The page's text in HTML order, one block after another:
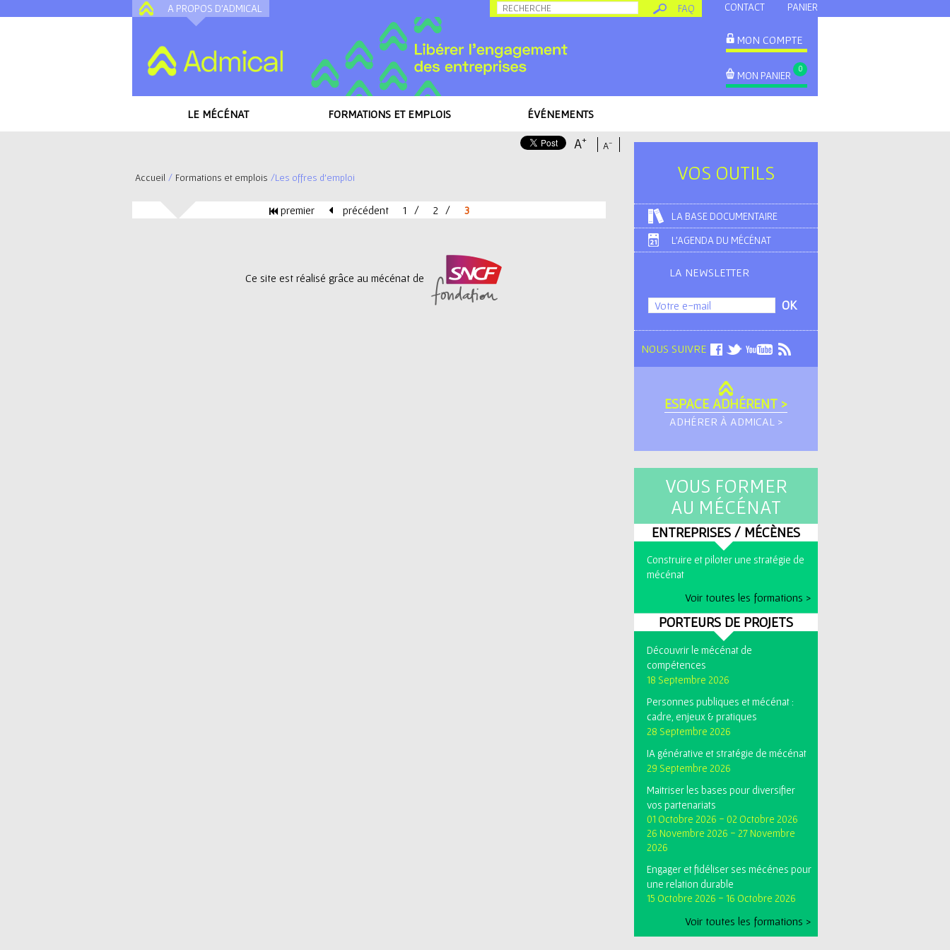
Allez au contenu
A PROPOS D'ADMICAL CONTACT PANIER
FAQ
MON COMPTE
MON PANIER
0
LE MÉCÉNAT FORMATIONS ET EMPLOIS ÉVÉNEMENTS
A-
A+
Accueil / Formations et emplois /Les offres d'emploi
premier précédent 1 2 3
Ce site est réalisé grâce au mécénat de
VOS OUTILS
LA BASE DOCUMENTAIRE
L'AGENDA DU MÉCÉNAT
LA NEWSLETTER
NOUS SUIVRE
ESPACE ADHÉRENT >
ADHÉRER À ADMICAL >
VOUS FORMER
AU MÉCÉNAT
ENTREPRISES / MÉCÈNES
Construire et piloter une stratégie de
mécénat
Voir toutes les formations >
PORTEURS DE PROJETS
Découvrir le mécénat de
compétences
18 Septembre 2026
Personnes publiques et mécénat :
cadre, enjeux & pratiques
28 Septembre 2026
IA générative et stratégie de mécénat
29 Septembre 2026
Maitriser les bases pour diversifier
vos partenariats
01 Octobre 2026 - 02 Octobre 2026
26 Novembre 2026 - 27 Novembre
2026
Engager et fidéliser ses mécénes pour
une relation durable
15 Octobre 2026 - 16 Octobre 2026
Voir toutes les formations >